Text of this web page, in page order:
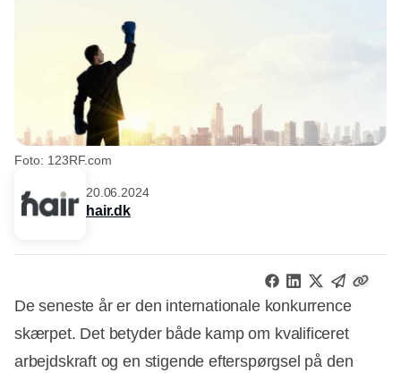
Foto: 123RF.com
20.06.2024
hair.dk
De seneste år er den internationale konkurrence
skærpet. Det betyder både kamp om kvalificeret
arbejdskraft og en stigende efterspørgsel på den